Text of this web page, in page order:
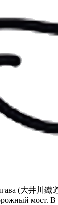
(大井川鐵
мост.